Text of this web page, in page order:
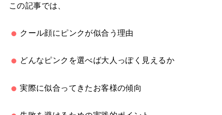
この記事では、
クール顔にピンクが似合う理由
どんなピンクを選べば大人っぽく見えるか
実際に似合ってきたお客様の傾向